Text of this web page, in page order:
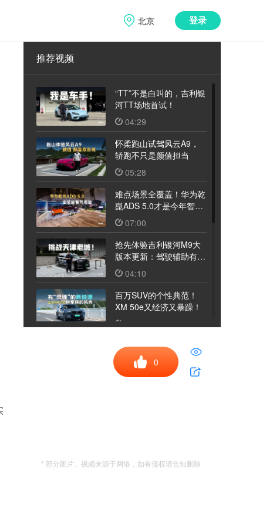
北京 登录
推荐视频
“TT”不是白叫的，吉利银
河TT场地首试！
04:29
怀柔跑山试驾风云A9，
轿跑不只是颜值担当
05:28
难点场景全覆盖！华为乾
崑ADS 5.0才是今年智驾
天花板07:00
抢先体验吉利银河M9大
版本更新：驾驶辅助有
如“穿针引线”？
04:10
百万SUV的个性典范！
XM 50e又经济又暴躁！
不与妖艳争春色，试驾全
新雷克萨斯ES
12:05
台，问界M6凭啥卖的这
么好！
0
* 部分图片、视频来源于网络，如有侵权请告知删除